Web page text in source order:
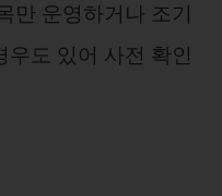
만 운영하거나 조기
우도 있어 사전 확인